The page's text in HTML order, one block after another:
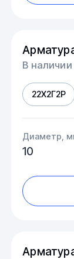
В наличии
22Х2Г2Р
Диаметр,
10